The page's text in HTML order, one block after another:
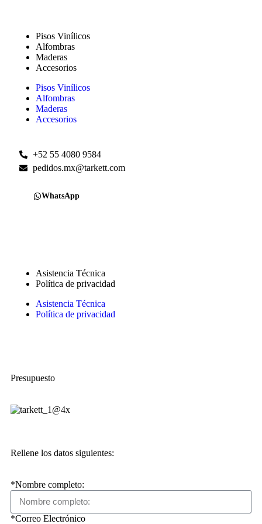
Pisos Vinílicos
Alfombras
Maderas
Accesorios
Pisos Vinílicos
Alfombras
Maderas
Accesorios
+52 55 4080 9584
pedidos.mx@tarkett.com
WhatsApp
Asistencia Técnica
Política de privacidad
Asistencia Técnica
Política de privacidad
Presupuesto
Rellene los datos siguientes:
*Nombre completo:
*Correo Electrónico